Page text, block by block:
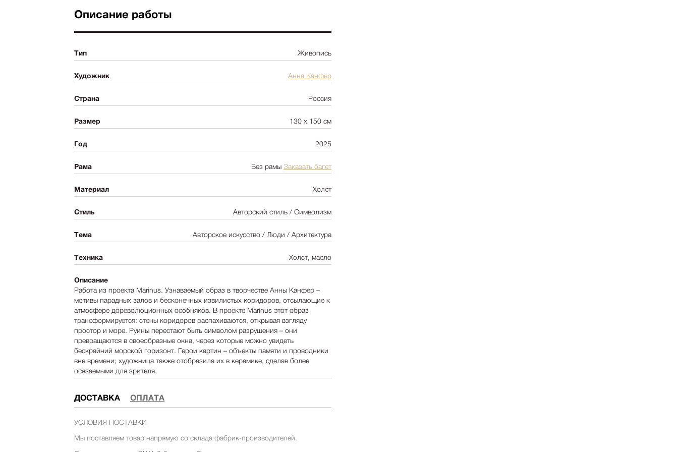
Цветы
NY2025
Пейзаж
Люди
Абстракция
Pop Art
Описание работы
Тип Живопись
Художник Анна Канфер
Страна Россия
Размер 130 х 150 см
Год 2025
Рама Без рамы Заказать багет
Материал Холст
Стиль Авторский стиль / Символизм
Тема Авторское искусство / Люди / Архитектура
Техника Холст, масло
Описание
Работа из проекта Marinus. Узнаваемый образ в творчестве Анны Канфер –
мотивы парадных залов и бесконечных извилистых коридоров, отсылающие к
атмосфере дореволюционных особняков. В проекте Marinus этот образ
трансформируется: стены коридоров распахиваются, открывая взгляду
простор и море. Руины перестают быть символом разрушения – они
превращаются в своеобразные окна, через которые можно увидеть
бескрайний морской горизонт. Герои картин – объекты памяти и проводники
вне времени; художница также отобразила их в керамике, сделав более
осязаемыми для зрителя.
ДОСТАВКА ОПЛАТА
УСЛОВИЯ ПОСТАВКИ
Мы поставляем товар напрямую со склада фабрик-производителей.